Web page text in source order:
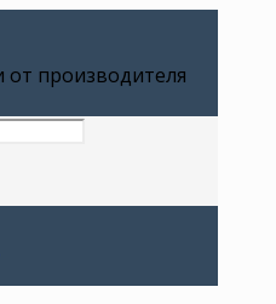
производителя